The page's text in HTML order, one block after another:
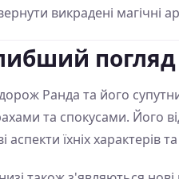
викрадені магічні
погляд
Ранда та його
та спокусами. Його
аспекти їхніх характерів